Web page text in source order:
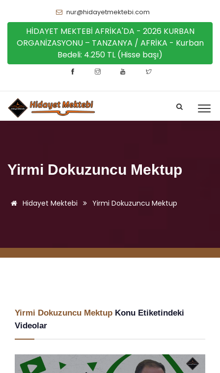
nur@hidayetmektebi.com
HİDAYET MEKTEBİ AFRİKA'DA - 2026 KURBAN
ORGANİZASYONU – TANZANYA / AFRİKA - Kurban
Bedeli: 4.250 TL (Hisse başı)
Yirmi Dokuzuncu Mektup
Hidayet Mektebi Yirmi Dokuzuncu Mektup
Yirmi Dokuzuncu Mektup Konu Etiketindeki
Videolar